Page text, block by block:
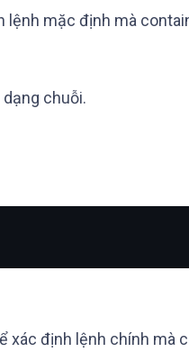
mặc định mà
chuỗi.
xác định lệnh chính mà